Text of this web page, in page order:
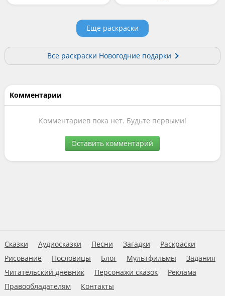
Еще раскраски
Все раскраски Новогодние подарки
Комментарии
Комментариев пока нет. Будьте первыми!
Оставить комментарий
Сказки Аудиосказки Песни Загадки
Раскраски
Рисование
Пословицы Блог Мультфильмы
Задания
Читательский дневник
Персонажи сказок
Реклама
Правообладателям
Контакты